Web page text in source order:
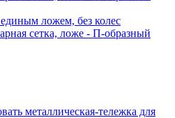
ложем, без колес
сетка, ложе - П-образный